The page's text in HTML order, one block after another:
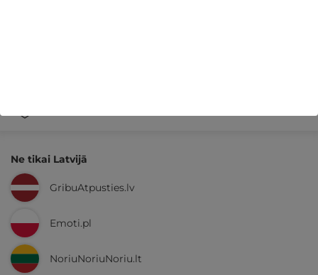
Ne tikai Latvijā
GribuAtpusties.lv
Emoti.pl
NoriuNoriuNoriu.lt